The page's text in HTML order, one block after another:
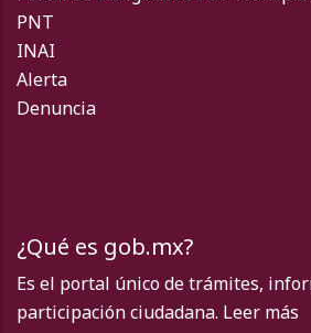
PNT
INAI
Alerta
Denuncia
¿Qué es gob.mx?
Es el portal único de trámites,
participación ciudadana. Leer más